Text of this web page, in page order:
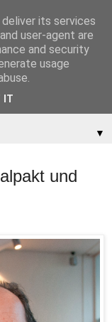
▼
und
its services
user-agent are
and security
usage
IT